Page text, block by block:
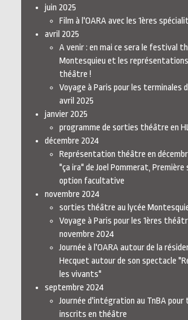
juin 2025
Film à l'OARA avec les 1ères
avril 2025
A venir : en mai ce sera le festival
Montesquieu et les représentations
théâtre !
Voyage à Paris pour les terminales
avril 2025
janvier 2025
programme de sorties théâtre en
décembre 2024
Représentation théâtre en
"ça ira" de Joel Pommerat,
option facultative
novembre 2024
sorties théâtre au lycée
Voyage à Paris pour les 1ères
novembre 2024
Journée à l'OARA autour de la
Hecquet autour de son spectacle
les vivants"
septembre 2024
Journée d'intégration au TnBA pour
inscrits en théâtre